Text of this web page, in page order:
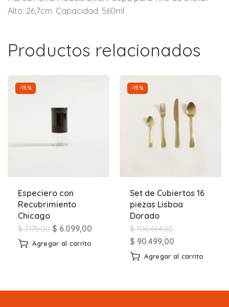
Alto: 26,7cm. Capacidad: 560ml
Productos relacionados
-15%
Especiero con
Recubrimiento
Chicago
$7.175,00 $ 6.099,00
Agregar al carrito
-15%
Set de Cubiertos 16
piezas Lisboa
Dorado
$106.464,00
$ 90.499,00
Agregar al carrito